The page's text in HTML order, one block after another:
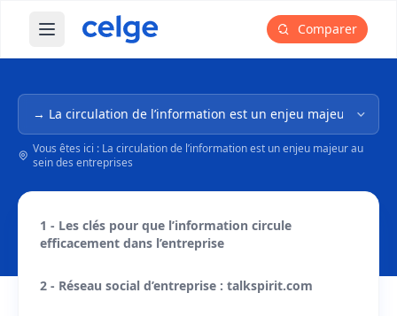
Ouvrir le menu principal Comparer
Navigation dans l'arborescence
Vous êtes ici : La circulation de l’information est un enjeu majeur au
sein des entreprises
1 - Les clés pour que l’information circule
efficacement dans l’entreprise
2 - Réseau social d’entreprise : talkspirit.com